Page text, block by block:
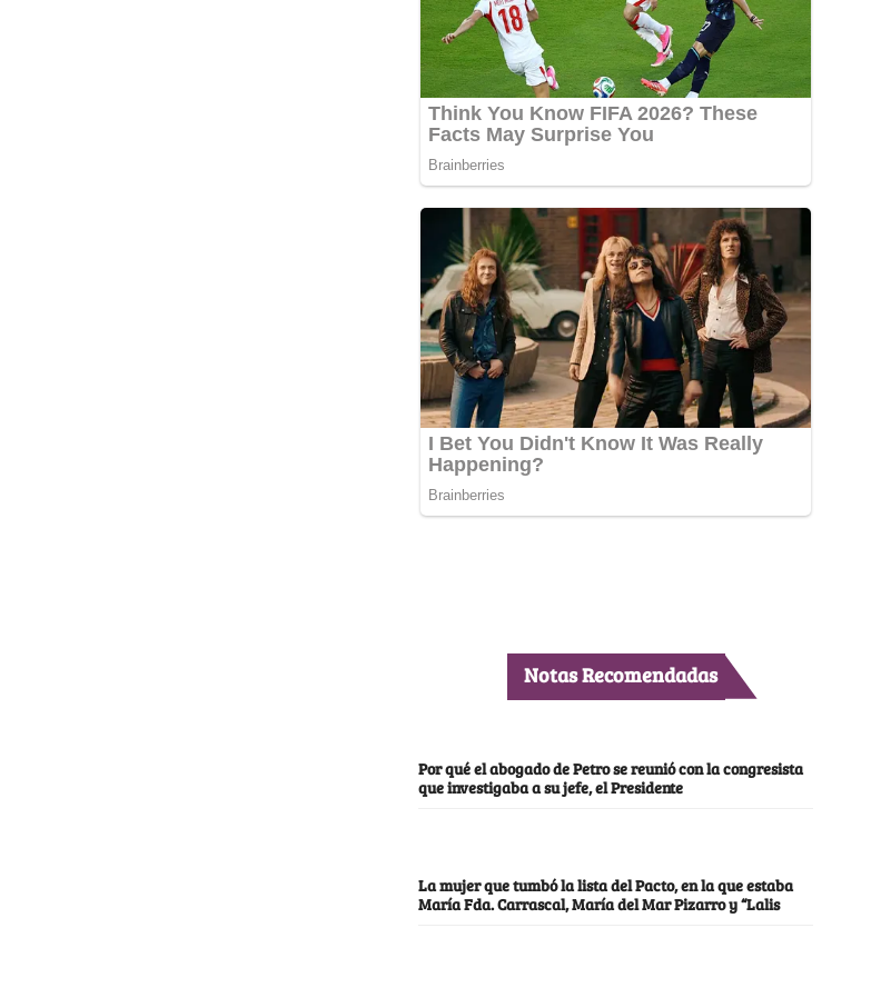
Notas Recomendadas
Por qué el abogado de Petro se reunió con la congresista
que investigaba a su jefe, el Presidente
La mujer que tumbó la lista del Pacto, en la que estaba
María Fda. Carrascal, María del Mar Pizarro y “Lalis